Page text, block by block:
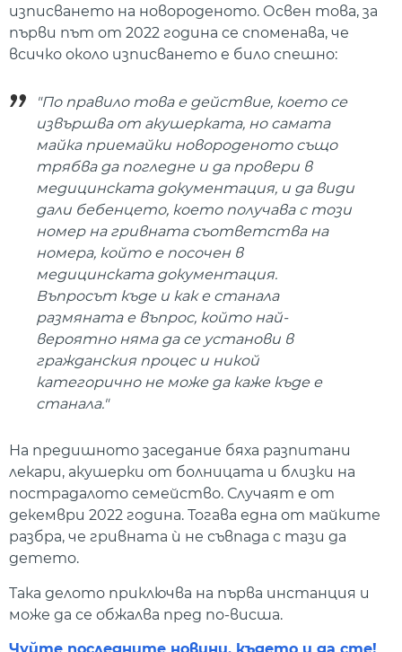
изписването на новороденото. Освен това, за
първи път от 2022 година се споменава, че
всичко около изписването е било спешно:
"По правило това е действие, което се
извършва от акушерката, но самата
майка приемайки новороденото също
трябва да погледне и да провери в
медицинската документация, и да види
дали бебенцето, което получава с този
номер на гривната съответства на
номера, който е посочен в
медицинската документация.
Въпросът къде и как е станала
размяната е въпрос, който най-
вероятно няма да се установи в
гражданския процес и никой
категорично не може да каже къде е
станала."
На предишното заседание бяха разпитани
лекари, акушерки от болницата и близки на
пострадалото семейство. Случаят е от
декември 2022 година. Тогава една от майките
разбра, че гривната ѝ не съвпада с тази да
детето.
Така делото приключва на първа инстанция и
може да се обжалва пред по-висша.